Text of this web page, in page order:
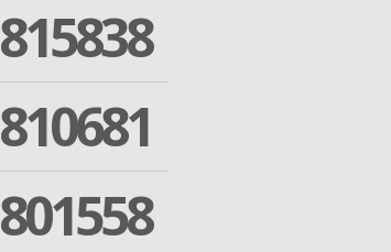
815838
810681
801558